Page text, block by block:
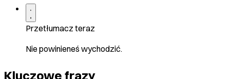
Przetłumacz teraz
Nie powinieneś wychodzić.
Kluczowe frazy